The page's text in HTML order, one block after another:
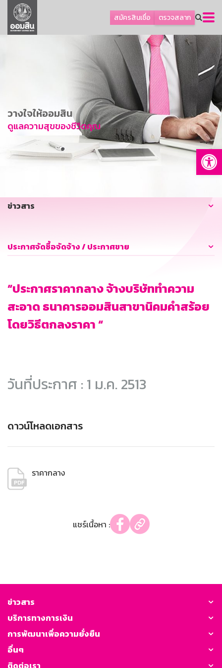
สมัครสินเชื่อ ตรวจสลาก
ลูกค้าธุรกิจ
ลูกค้าผู้ประกอบรายย่อย
การพัฒนาที่ยั่งยืน
ข่าวสาร
บริการทางการเงิน
อื่นๆ
วางใจให้ออมสิน
ดูแลความสุขของชีวิตคุณ
ข่าวสาร
ประกาศจัดซื้อจัดจ้าง / ประกาศขาย
“ประกาศราคากลาง จ้างบริษัททำความ
สะอาด ธนาคารออมสินสาขานิคมคำสร้อย
โดยวิธีตกลงราคา “
วันที่ประกาศ : 1 ม.ค. 2513
ดาวน์โหลดเอกสาร
ราคากลาง
แชร์เนื้อหา :
ข่าวสาร
บริการทางการเงิน
การพัฒนาเพื่อความยั่งยืน
อื่นๆ